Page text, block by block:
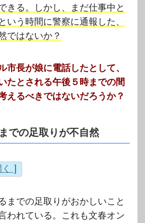
きる。しかし、まだ仕事中と
いう時間に警察に通報した、
ではないか？
市長が娘に電話したとして、
たとされる午後５時までの間
えるべきではないだろうか？
での足取りが不自然
]
までの足取りがおかしいこと
われている。これも文春オン